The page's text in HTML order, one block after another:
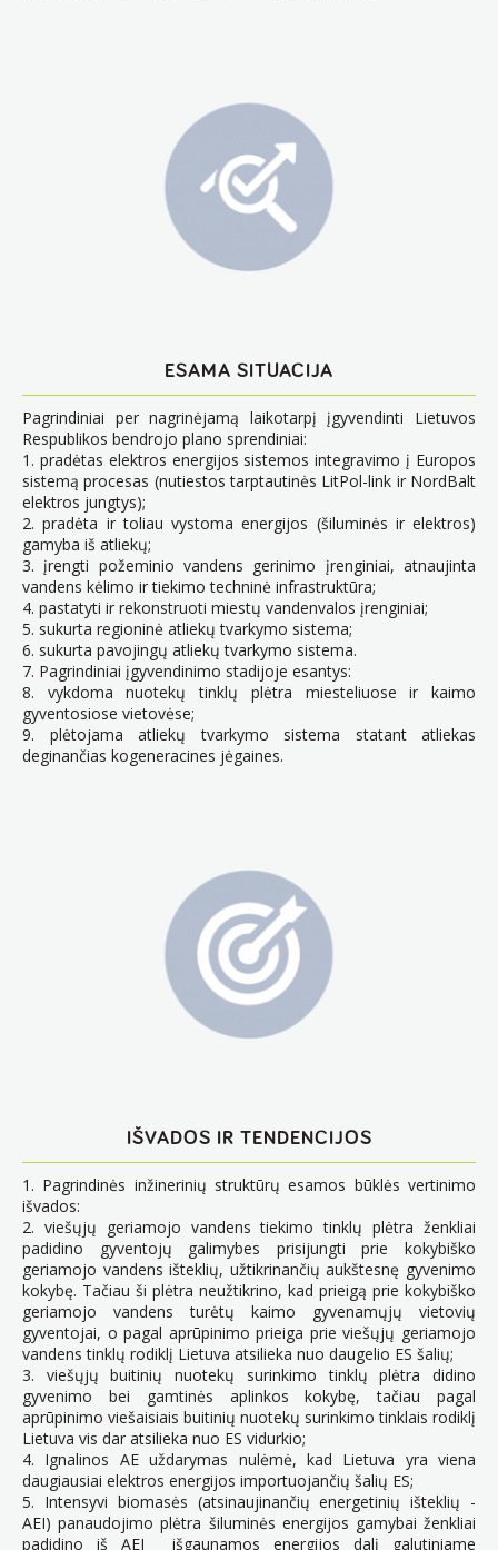
ESAMA SITUACIJA
Pagrindiniai per nagrinėjamą laikotarpį įgyvendinti Lietuvos
Respublikos bendrojo plano sprendiniai:
1. pradėtas elektros energijos sistemos integravimo į Europos
sistemą procesas (nutiestos tarptautinės LitPol-link ir NordBalt
elektros jungtys);
2. pradėta ir toliau vystoma energijos (šiluminės ir elektros)
gamyba iš atliekų;
3. įrengti požeminio vandens gerinimo įrenginiai, atnaujinta
vandens kėlimo ir tiekimo techninė infrastruktūra;
4. pastatyti ir rekonstruoti miestų vandenvalos įrenginiai;
5. sukurta regioninė atliekų tvarkymo sistema;
6. sukurta pavojingų atliekų tvarkymo sistema.
7. Pagrindiniai įgyvendinimo stadijoje esantys:
8. vykdoma nuotekų tinklų plėtra miesteliuose ir kaimo
gyventosiose vietovėse;
9. plėtojama atliekų tvarkymo sistema statant atliekas
deginančias kogeneracines jėgaines.
IŠVADOS IR TENDENCIJOS
1. Pagrindinės inžinerinių struktūrų esamos būklės vertinimo
išvados:
2. viešųjų geriamojo vandens tiekimo tinklų plėtra ženkliai
padidino gyventojų galimybes prisijungti prie kokybiško
geriamojo vandens išteklių, užtikrinančių aukštesnę gyvenimo
kokybę. Tačiau ši plėtra neužtikrino, kad prieigą prie kokybiško
geriamojo vandens turėtų kaimo gyvenamųjų vietovių
gyventojai, o pagal aprūpinimo prieiga prie viešųjų geriamojo
vandens tinklų rodiklį Lietuva atsilieka nuo daugelio ES šalių;
3. viešųjų buitinių nuotekų surinkimo tinklų plėtra didino
gyvenimo bei gamtinės aplinkos kokybę, tačiau pagal
aprūpinimo viešaisiais buitinių nuotekų surinkimo tinklais rodiklį
Lietuva vis dar atsilieka nuo ES vidurkio;
4. Ignalinos AE uždarymas nulėmė, kad Lietuva yra viena
daugiausiai elektros energijos importuojančių šalių ES;
5. Intensyvi biomasės (atsinaujinančių energetinių išteklių -
AEI) panaudojimo plėtra šiluminės energijos gamybai ženkliai
padidino iš AEI išgaunamos energijos dalį galutiniame